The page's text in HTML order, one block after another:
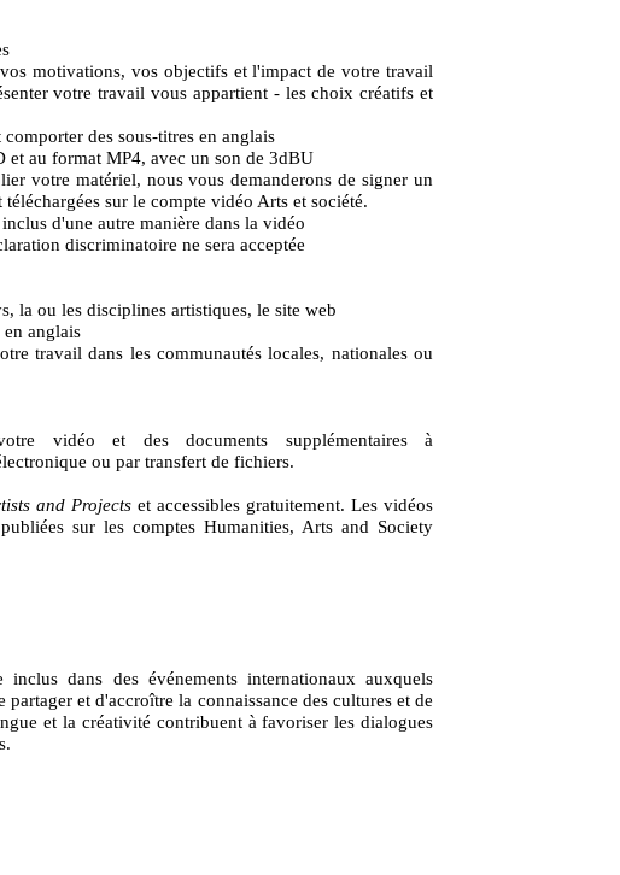
motivations, vos objectifs et l'impact de votre travail
votre travail vous appartient - les choix créatifs et
des sous-titres en anglais
au format MP4, avec un son de 3dBU
votre matériel, nous vous demanderons de signer un
sur le compte vidéo Arts et société.
d'une autre manière dans la vidéo
discriminatoire ne sera acceptée
la ou les disciplines artistiques, le site web
anglais
travail dans les communautés locales, nationales ou
vidéo et des documents supplémentaires à
ou par transfert de fichiers.
and Projectset accessibles gratuitement. Les vidéos
sur les comptes Humanities, Arts and Society
dans des événements internationaux auxquels
et d'accroître la connaissance des cultures et de
et la créativité contribuent à favoriser les dialogues